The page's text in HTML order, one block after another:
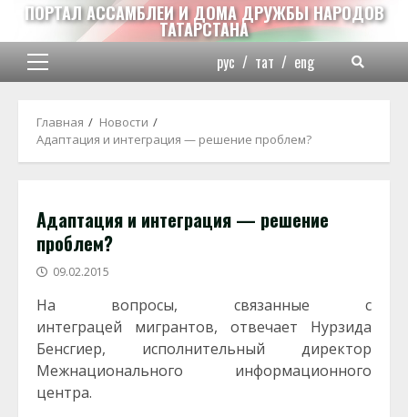
Перейти
содержимому
ПОРТАЛ АССАМБЛЕИ И ДОМА ДРУЖБЫ НАРОДОВ
ТАТАРСТАНА
Основное
рус / тат / eng
Главная
Новости
Адаптация и интеграция — решение проблем?
Адаптация и интеграция — решение
проблем?
09.02.2015
На вопросы, связанные с
интеграцей мигрантов, отвечает Нурзида
Бенсгиер, исполнительный директор
Межнационального информационного
центра.